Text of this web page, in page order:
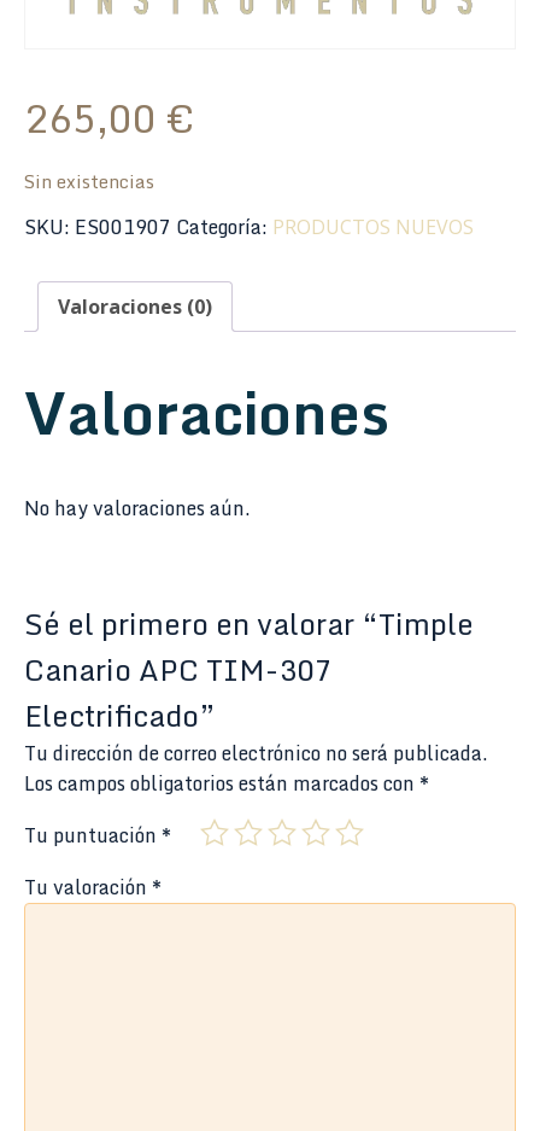
265,00 €
Sin existencias
SKU: ES001907 Categoría: PRODUCTOS NUEVOS
Valoraciones (0)
Valoraciones
No hay valoraciones aún.
Sé el primero en valorar “Timple
Canario APC TIM-307
Electrificado”
Tu dirección de correo electrónico no será publicada.
Los campos obligatorios están marcados con *
Tu puntuación *
Tu valoración *